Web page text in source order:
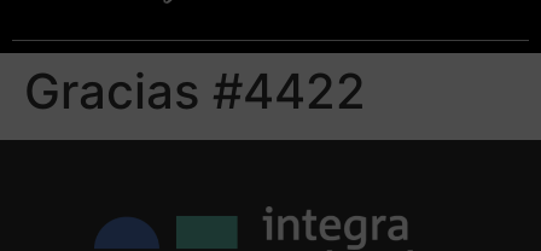
Gracias #4422